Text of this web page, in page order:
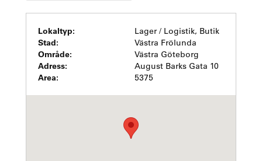
Lokaltyp: Lager / Logistik, Butik
Stad: Västra Frölunda
Område: Västra Göteborg
Adress: August Barks Gata 10
Area: 5375